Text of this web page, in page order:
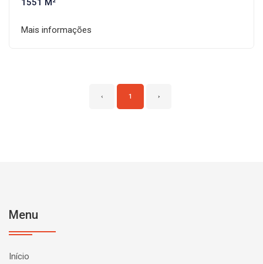
1551 M²
Mais informações
‹ 1 ›
Menu
Início